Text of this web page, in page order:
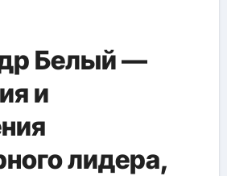
Белый —
и
лидера,